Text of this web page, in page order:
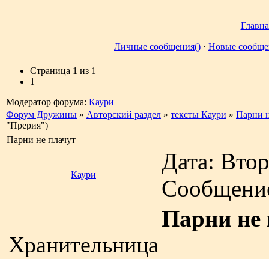
Личные сообщения() · Новые
Страница 1 из 1
1
Модератор форума: Каури
Форум Дружины » Авторский раздел » тексты Каури » Парни
"Прерия")
Парни не плачут
Каури
Дата:
Хранительница
Парни не